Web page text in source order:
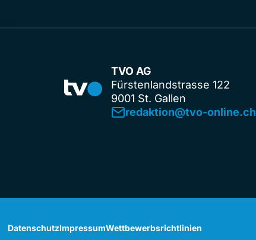
TVO AG
Fürstenlandstrasse 122
9001 St. Gallen
redaktion@tvo-online.ch
DatenschutzImpressumWettbewerbsrichtlinien